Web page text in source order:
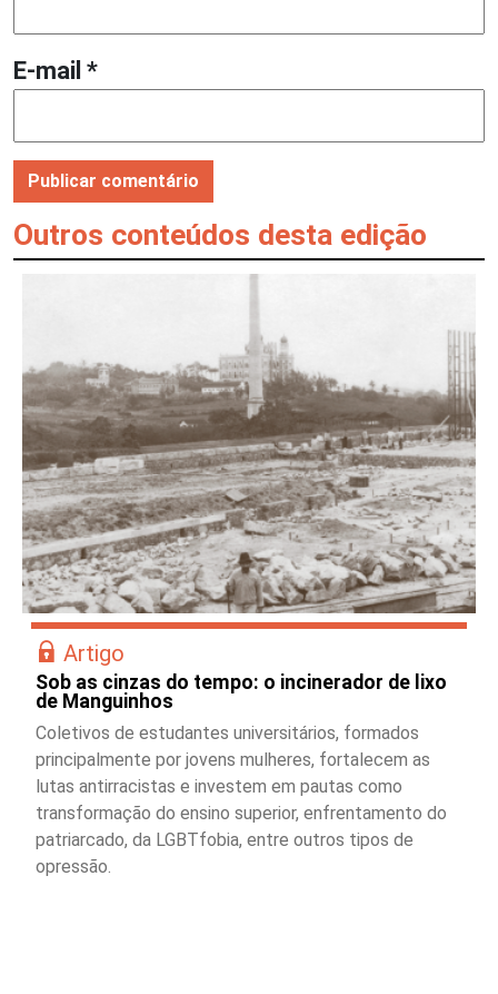
E-mail *
Outros conteúdos desta edição
Artigo
Sob as cinzas do tempo: o incinerador de lixo
de Manguinhos
Coletivos de estudantes universitários, formados
principalmente por jovens mulheres, fortalecem as
lutas antirracistas e investem em pautas como
transformação do ensino superior, enfrentamento do
patriarcado, da LGBTfobia, entre outros tipos de
opressão.